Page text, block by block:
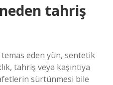
tahriş
eden yün, sentetik
tahriş veya kaşıntıya
sürtünmesi bile